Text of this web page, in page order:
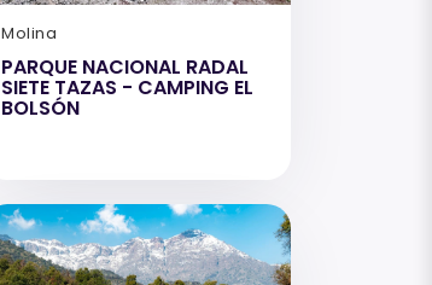
Molina
PARQUE NACIONAL RADAL
SIETE TAZAS - CAMPING EL
BOLSÓN